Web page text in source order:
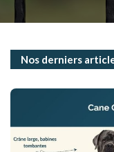
Nos derniers